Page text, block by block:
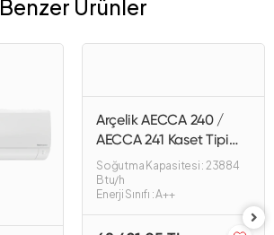
Benzer Ürünler
Arçelik AECCA 240 /
AECCA 241 Kaset Tipi
Klima
Soğutma Kapasitesi : 23884
Btu/h
Enerji Sınıfı : A++